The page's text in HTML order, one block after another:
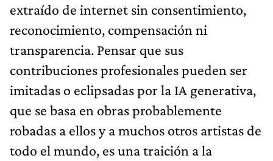
extraído de internet sin consentimiento,
reconocimiento, compensación ni
transparencia. Pensar que sus
contribuciones profesionales pueden ser
imitadas o eclipsadas por la IA generativa,
que se basa en obras probablemente
robadas a ellos y a muchos otros artistas de
todo el mundo, es una traición a la